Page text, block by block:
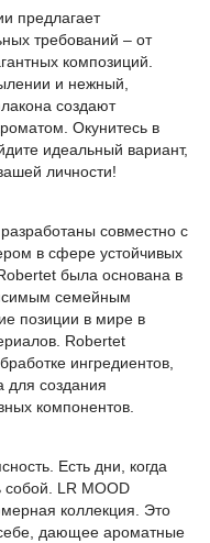
предлагает
требований – от
композиций.
и нежный,
создают
Окунитесь в
идеальный вариант,
личности!
совместно с
в сфере устойчивых
была основана в
семейным
позиции в мире в
Robertet
ингредиентов,
для создания
компонентов.
Есть дни, когда
собой. LR MOOD
коллекция. Это
дающее ароматные